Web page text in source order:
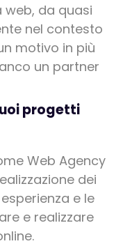
web, da quasi
nel contesto
motivo in più
un partner
progetti
Web Agency
dei
e le
e realizzare